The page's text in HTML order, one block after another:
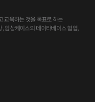
교육하는 것을 목표로 하는
임상케이스의 데이타베이스 협업,